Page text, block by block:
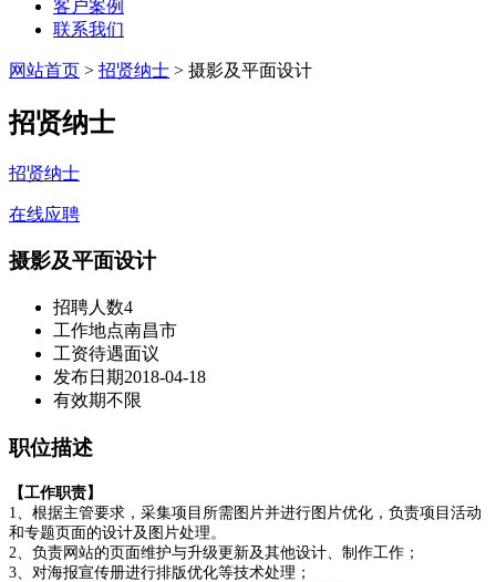
客户案例
联系我们
网站首页 > 招贤纳士 > 摄影及平面设计
招贤纳士
招贤纳士
在线应聘
摄影及平面设计
招聘人数4
工作地点南昌市
工资待遇面议
发布日期2018-04-18
有效期不限
职位描述
【工作职责】
1
、根据主管要求，采集项目所需图片并进行图片优化，负责项目活动
和专题页面的设计及图片处理。
2 、负责网站的页面维护与升级更新及其他设计、制作工作；
3 、对海报宣传册进行排版优化等技术处理；